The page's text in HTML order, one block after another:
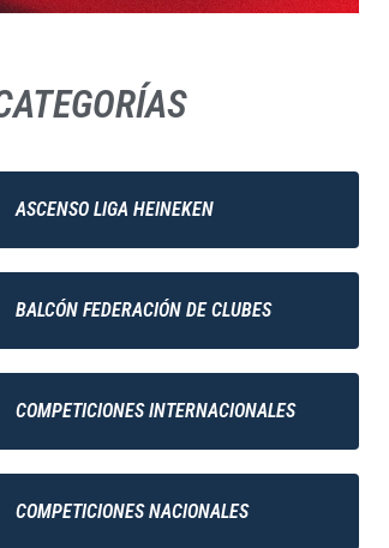
ASCENSO LIGA HEINEKEN
BALCÓN FEDERACIÓN DE CLUBES
COMPETICIONES INTERNACIONALES
COMPETICIONES NACIONALES